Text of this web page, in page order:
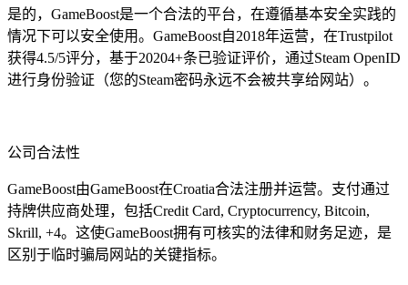
是的，GameBoost是一个合法的平台，在遵循基本安全实践的
情况下可以安全使用。GameBoost自2018年运营，在Trustpilot
获得4.5/5评分，基于20204+条已验证评价，通过Steam OpenID
进行身份验证（您的Steam密码永远不会被共享给网站）。
公司合法性
GameBoost由GameBoost在Croatia合法注册并运营。支付通过
持牌供应商处理，包括Credit Card, Cryptocurrency, Bitcoin,
Skrill, +4。这使GameBoost拥有可核实的法律和财务足迹，是
区别于临时骗局网站的关键指标。